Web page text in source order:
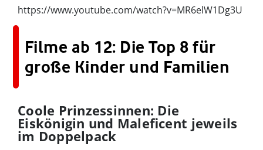
https://www.youtube.com/watch?v=MR6elW1Dg3U
Filme ab 12: Die Top 8 für
große Kinder und Familien
Coole Prinzessinnen: Die
Eiskönigin und Maleficent jeweils
im Doppelpack